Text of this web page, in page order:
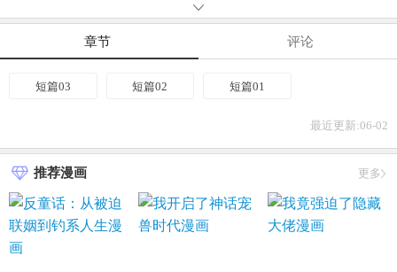
章节 评论
短篇03 短篇02 短篇01
最近更新:06-02
推荐漫画 更多